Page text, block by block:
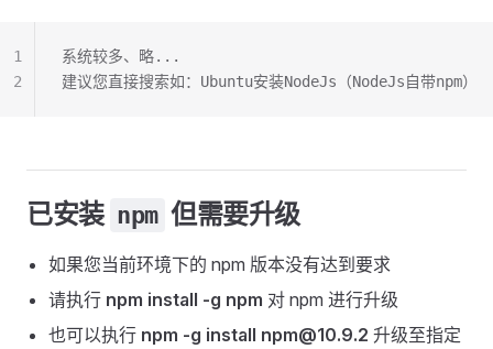
系统较多、略...
建议您直接搜索如：Ubuntu安装NodeJs（NodeJs自带npm）
1
2
已安装 npm 但需要升级
如果您当前环境下的 npm 版本没有达到要求
请执行 npm install -g npm 对 npm 进行升级
也可以执行 npm -g install npm@10.9.2 升级至指定